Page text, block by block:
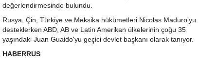
değerlendirmesinde bulundu.
Rusya, Çin, Türkiye ve Meksika hükümetleri Nicolas Maduro'yu
desteklerken ABD, AB ve Latin Amerikan ülkelerinin çoğu 35
yaşındaki Juan Guaido'yu geçici devlet başkanı olarak tanıyor.
HABERRUS